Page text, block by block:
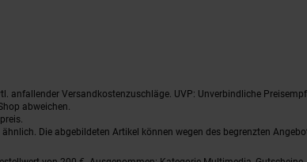
anfallender Versandkostenzuschläge. UVP: Unverbindliche
abweichen.
Die abgebildeten Artikel können wegen des begrenzten